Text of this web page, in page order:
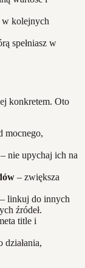
kolejnych
spełniasz w
konkretem. Oto
mocnego,
– nie upychaj ich na
– zwiększa
– linkuj do innych
źródeł.
title i
działania,